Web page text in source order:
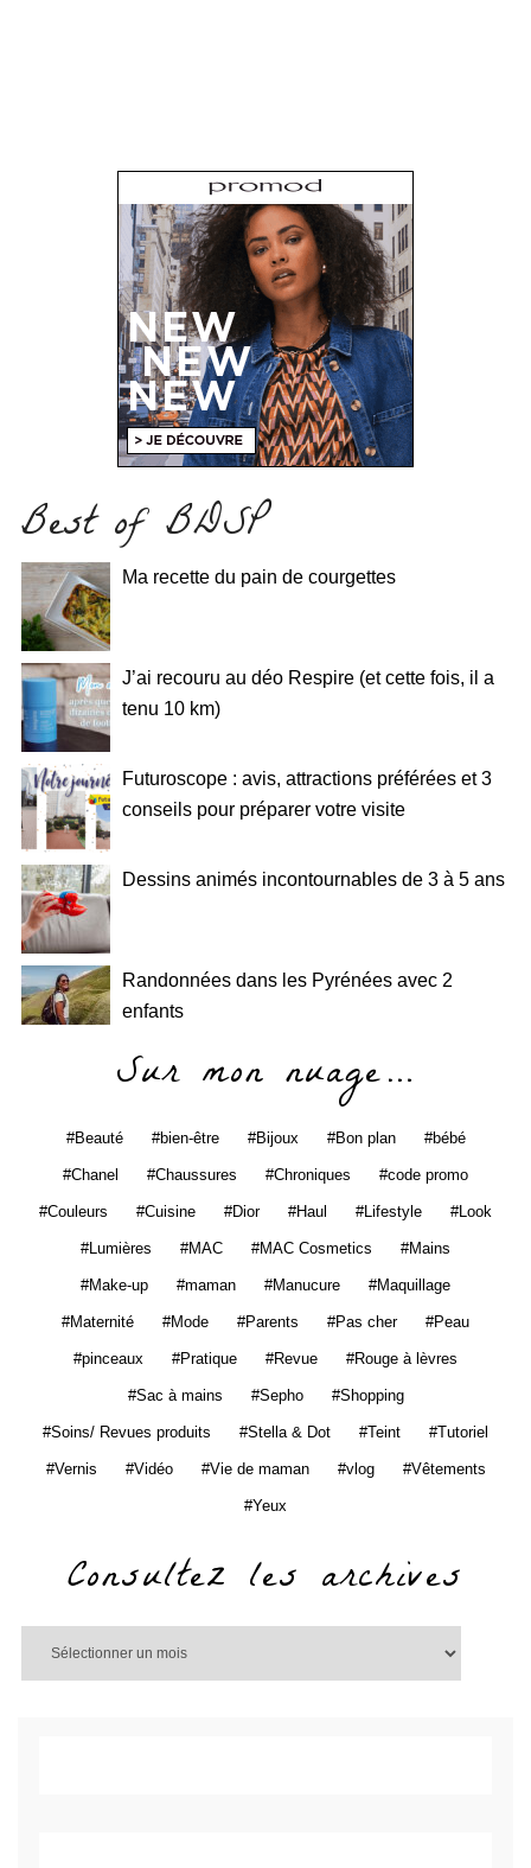
Best of BDSP
Ma recette du pain de courgettes
J’ai recouru au déo Respire (et cette fois, il a
tenu 10 km)
Futuroscope : avis, attractions préférées et 3
conseils pour préparer votre visite
Dessins animés incontournables de 3 à 5 ans
Randonnées dans les Pyrénées avec 2
enfants
Sur mon nuage…
Beauté bien-être Bijoux Bon plan bébé
Chanel Chaussures Chroniques code promo
Couleurs Cuisine Dior Haul Lifestyle Look
Lumières MAC MAC Cosmetics Mains
Make-up maman Manucure Maquillage
Maternité Mode Parents Pas cher Peau
pinceaux Pratique Revue Rouge à lèvres
Sac à mains Sepho Shopping
Soins/ Revues produits Stella & Dot Teint Tutoriel
Vernis Vidéo Vie de maman vlog Vêtements
Yeux
Consultez les archives